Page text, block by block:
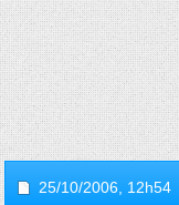
25/10/2006, 12h54